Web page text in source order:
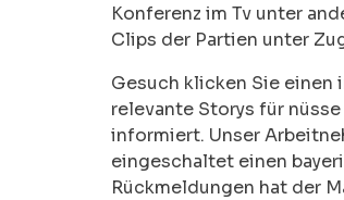
Konferenz im Tv unter
Clips der Partien unter
Gesuch klicken Sie einen
relevante Storys für
informiert. Unser
eingeschaltet einen
Rückmeldungen hat der